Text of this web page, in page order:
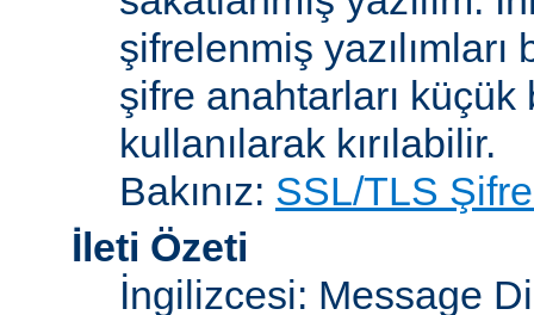
şifrelenmiş
şifre anahtarları
kullanılarak kırılabilir.
Bakınız: SSL/TLS
İleti Özeti
İngilizcesi: Message